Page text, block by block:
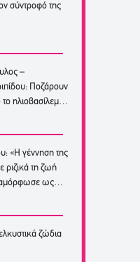
σύντροφό της
–
Ποζάρουν
ηλιοβασίλεμα
«Η γέννηση της
ριζικά τη ζωή
ως
ζώδια